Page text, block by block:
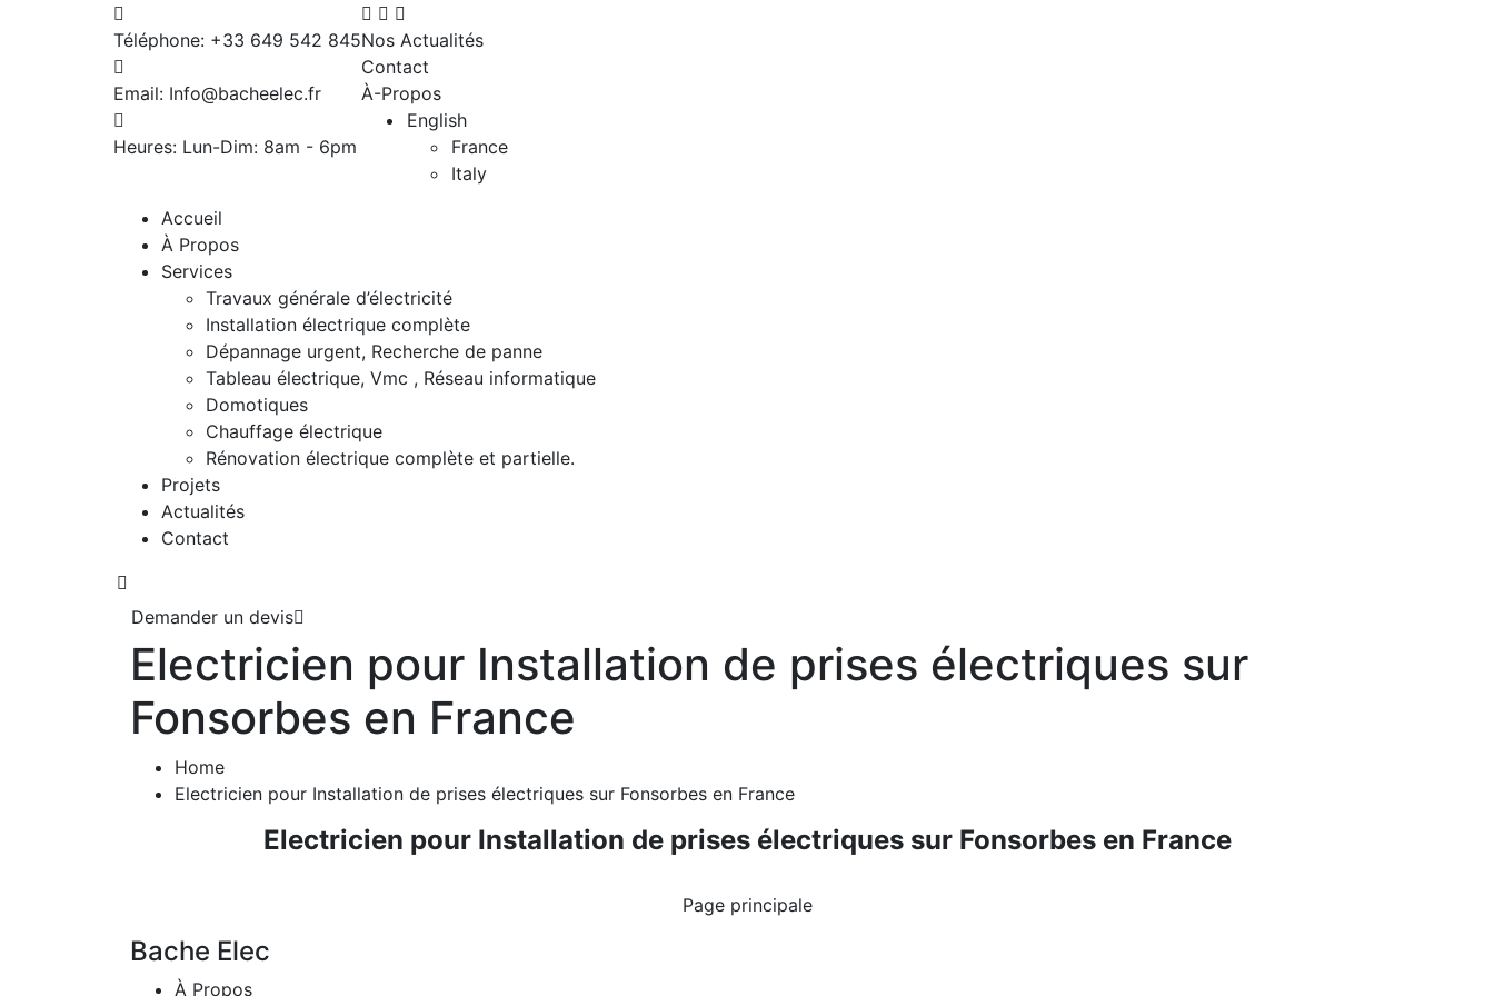
Téléphone: +33 649 542 845
Email: Info@bacheelec.fr
Heures: Lun-Dim: 8am - 6pm
Nos Actualités
Contact
À-Propos
English
France
Italy
Accueil
À Propos
Services
Travaux générale d’électricité
Installation électrique complète
Dépannage urgent, Recherche de panne
Tableau électrique, Vmc , Réseau informatique
Domotiques
Chauffage électrique
Rénovation électrique complète et partielle.
Projets
Actualités
Contact
Demander un devis
Electricien pour Installation de prises électriques sur
Fonsorbes en France
Home
Electricien pour Installation de prises électriques sur Fonsorbes en France
Electricien pour Installation de prises électriques sur Fonsorbes en France
Page principale
Bache Elec
À Propos